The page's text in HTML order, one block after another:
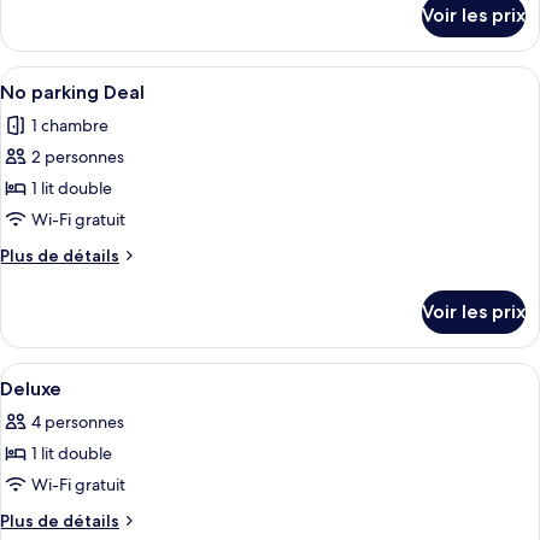
Standard
le
type
de
chambre
Standard
Voir les prix
Afficher
toutes
les
photos
pour
ce
type
de
No
parking
Deal
Une chambre d’hôtel avec un lit,
1
No parking Deal
1 chambre
2 personnes
1 lit double
Wi-Fi gratuit
Plus de détails
Plus
le
type
de
No
parking
Voir les prix
Afficher
toutes
les
photos
pour
ce
Une chambre d’hôtel moderne
14
Deluxe
4 personnes
1 lit double
Wi-Fi gratuit
Plus de détails
Plus